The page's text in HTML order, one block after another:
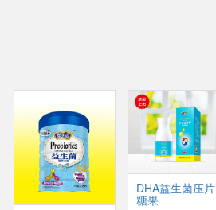
DHA益生菌压片
糖果